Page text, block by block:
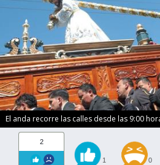
El anda recorre las calles desde las 9:00
2
1 0